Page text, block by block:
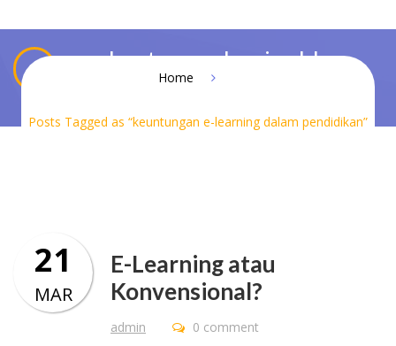
FIKAR SCHOOL ONLINE CONTACT INDONESIA
keuntungan e-learning dalam
pendidikan
Home
Posts Tagged as “keuntungan e-learning dalam pendidikan”
E-Learning atau
Konvensional?
admin
21
MAR
0 comment